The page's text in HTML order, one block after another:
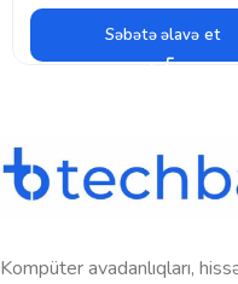
Səbətə əlavə et
Kompüter avadanlıqları,